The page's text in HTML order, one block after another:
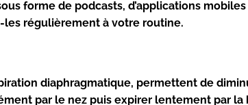
forme de podcasts, d’applications
régulièrement à votre routine.
diaphragmatique, permettent de
par le nez puis expirer lentement par